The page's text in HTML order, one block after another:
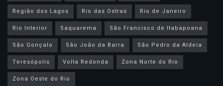
Região dos Lagos
Rio das Ostras
Rio de Janeiro
Rio Interior
Saquarema
São Francisco de Itabapoana
São Gonçalo
São João da Barra
São Pedro da Aldeia
Teresópolis
Volta Redonda
Zona Norte do Rio
Zona Oeste do Rio